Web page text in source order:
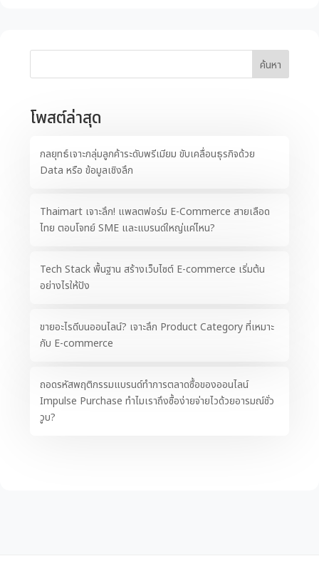
ค้นหา
โพสต์ล่าสุด
กลยุทธ์เจาะกลุ่มลูกค้าระดับพรีเมียม ขับเคลื่อนธุรกิจด้วย
Data หรือ ข้อมูลเชิงลึก
Thaimart เจาะลึก! แพลตฟอร์ม E-Commerce สายเลือด
ไทย ตอบโจทย์ SME และแบรนด์ใหญ่แค่ไหน?
Tech Stack พื้นฐาน สร้างเว็บไซต์ E-commerce เริ่มต้น
อย่างไรให้ปัง
ขายอะไรดีบนออนไลน์? เจาะลึก Product Category ที่เหมาะ
กับ E-commerce
ถอดรหัสพฤติกรรมแบรนด์ทำการตลาดซื้อของออนไลน์
Impulse Purchase ทำไมเราถึงซื้อง่ายจ่ายไวด้วยอารมณ์ชั่ว
วูบ?